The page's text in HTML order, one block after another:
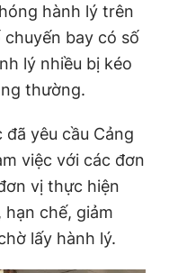
hành lý trên
bay có số
lý nhiều bị kéo
thường.
yêu cầu Cảng
việc với các đơn
vị thực hiện
hạn chế, giảm
lấy hành lý.